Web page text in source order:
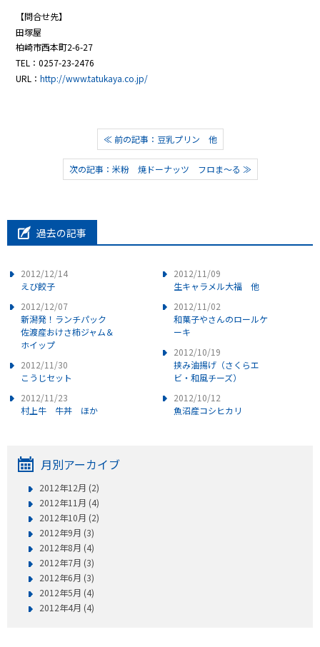
【問合せ先】
田塚屋
柏崎市西本町2-6-27
TEL：0257-23-2476
URL： http://www.tatukaya.co.jp/
≪ 前の記事：豆乳プリン 他
次の記事：米粉 焼ドーナッツ フロま～る ≫
過去の記事
2012/12/14
えび餃子
2012/12/07
新潟発！ランチパック
佐渡産おけさ柿ジャム＆
ホイップ
2012/11/30
こうじセット
2012/11/23
村上牛 牛丼 ほか
2012/11/09
生キャラメル大福 他
2012/11/02
和菓子やさんのロールケ
ーキ
2012/10/19
挟み油揚げ（さくらエ
ビ・和風チーズ）
2012/10/12
魚沼産コシヒカリ
月別アーカイブ
2012年12月 (2)
2012年11月 (4)
2012年10月 (2)
2012年9月 (3)
2012年8月 (4)
2012年7月 (3)
2012年6月 (3)
2012年5月 (4)
2012年4月 (4)